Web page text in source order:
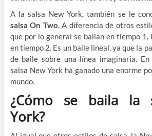
A la salsa New York, también se le
salsa On Two. A diferencia de otros
que por lo general se bailan en tiempo 1,
en tiempo 2. Es un baile lineal, ya que la
de baile sobre una línea imaginaria.
salsa New York ha ganado una enorme
mundo.
¿Cómo se baila la
York?